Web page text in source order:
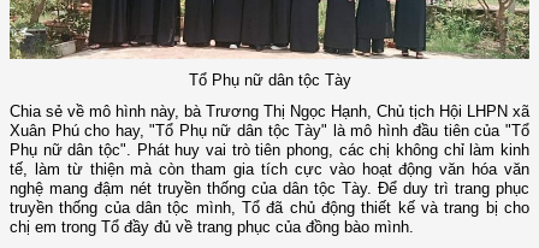
Tổ Phụ nữ dân tộc Tày
Chia sẻ về mô hình này, bà Trương Thị Ngọc Hạnh, Chủ tịch Hội LHPN xã
Xuân Phú cho hay, "Tổ Phụ nữ dân tộc Tày" là mô hình đầu tiên của "Tổ
Phụ nữ dân tộc". Phát huy vai trò tiên phong, các chị không chỉ làm kinh
tế, làm từ thiện mà còn tham gia tích cực vào hoạt động văn hóa văn
nghệ mang đậm nét truyền thống của dân tộc Tày. Để duy trì trang phục
truyền thống của dân tộc mình, Tổ đã chủ động thiết kế và trang bị cho
chị em trong Tổ đầy đủ về trang phục của đồng bào mình.